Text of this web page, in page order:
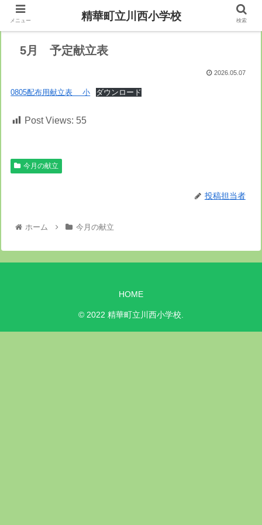
5月 予定献立表
2026.05.07
0805配布用献立表 小 ダウンロード
Post Views: 55
今月の献立
投稿担当者
ホーム 今月の献立
HOME
© 2022 精華町立川西小学校.
メニュー 精華町立川西小学校 検索